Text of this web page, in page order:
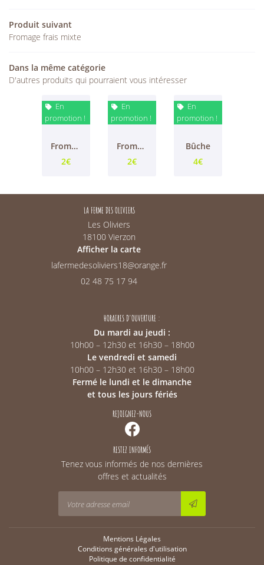
Produit suivant
Fromage frais mixte
Dans la même catégorie
D'autres produits qui pourraient vous intéresser

En
promotion !
Fromage sec vache
2€

En
promotion !
Fromage frais vache
2€

En
promotion !
Bûche
4€
LA FERME DES OLIVIERS
Les Oliviers
18100 Vierzon
Afficher la carte
02 48 75 17 94
HORAIRES D'OUVERTURE :
Du mardi au jeudi :
10h00 – 12h30 et 16h30 – 18h00
Le vendredi et samedi
10h00 – 12h30 et 16h30 – 18h00
Fermé le lundi et le dimanche
et tous les jours fériés
REJOIGNEZ-NOUS
RESTEZ INFORMÉS
Tenez vous informés de nos dernières
offres et actualités
Mentions Légales
Conditions générales d'utilisation
Politique de confidentialité